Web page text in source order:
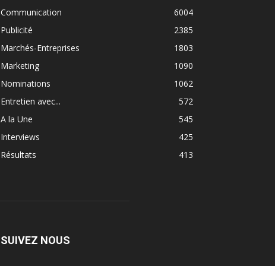
Communication
6004
Publicité
2385
Marchés-Entreprises
1803
Marketing
1090
Nominations
1062
Entretien avec...
572
A la Une
545
Interviews
425
Résultats
413
SUIVEZ NOUS